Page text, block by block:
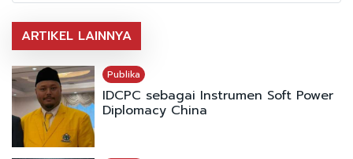
ARTIKEL LAINNYA
Publika
IDCPC sebagai Instrumen Soft Power
Diplomacy China